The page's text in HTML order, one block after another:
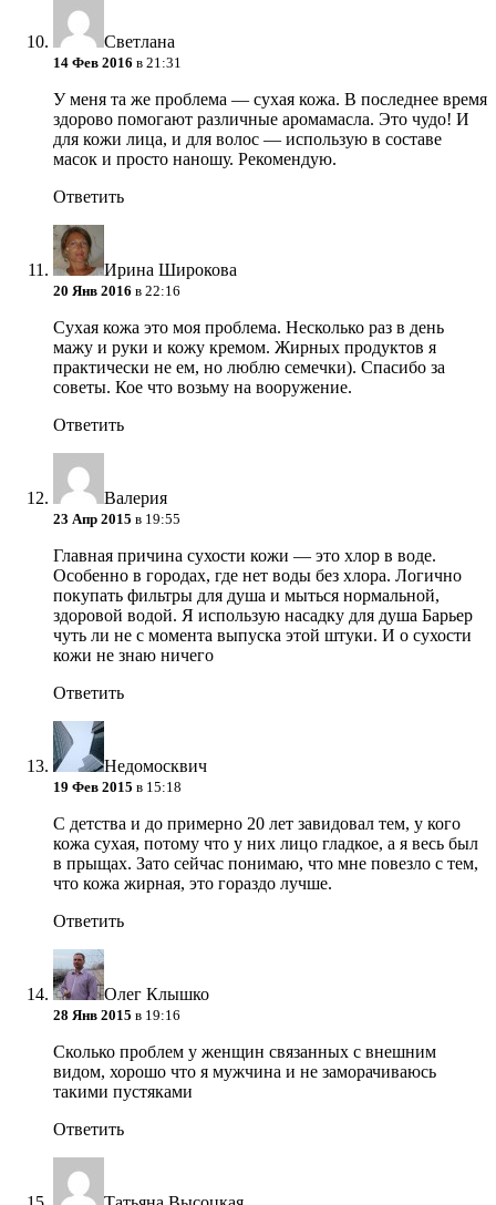
Светлана
14 Фев 2016 в 21:31
У меня та же проблема — сухая кожа. В последнее время
здорово помогают различные аромамасла. Это чудо! И
для кожи лица, и для волос — использую в составе
масок и просто наношу. Рекомендую.
Ответить
Ирина Широкова
20 Янв 2016 в 22:16
Сухая кожа это моя проблема. Несколько раз в день
мажу и руки и кожу кремом. Жирных продуктов я
практически не ем, но люблю семечки). Спасибо за
советы. Кое что возьму на вооружение.
Ответить
Валерия
23 Апр 2015 в 19:55
Главная причина сухости кожи — это хлор в воде.
Особенно в городах, где нет воды без хлора. Логично
покупать фильтры для душа и мыться нормальной,
здоровой водой. Я использую насадку для душа Барьер
чуть ли не с момента выпуска этой штуки. И о сухости
кожи не знаю ничего
Ответить
Недомосквич
19 Фев 2015 в 15:18
С детства и до примерно 20 лет завидовал тем, у кого
кожа сухая, потому что у них лицо гладкое, а я весь был
в прыщах. Зато сейчас понимаю, что мне повезло с тем,
что кожа жирная, это гораздо лучше.
Ответить
Олег Клышко
28 Янв 2015 в 19:16
Сколько проблем у женщин связанных с внешним
видом, хорошо что я мужчина и не заморачиваюсь
такими пустяками
Ответить